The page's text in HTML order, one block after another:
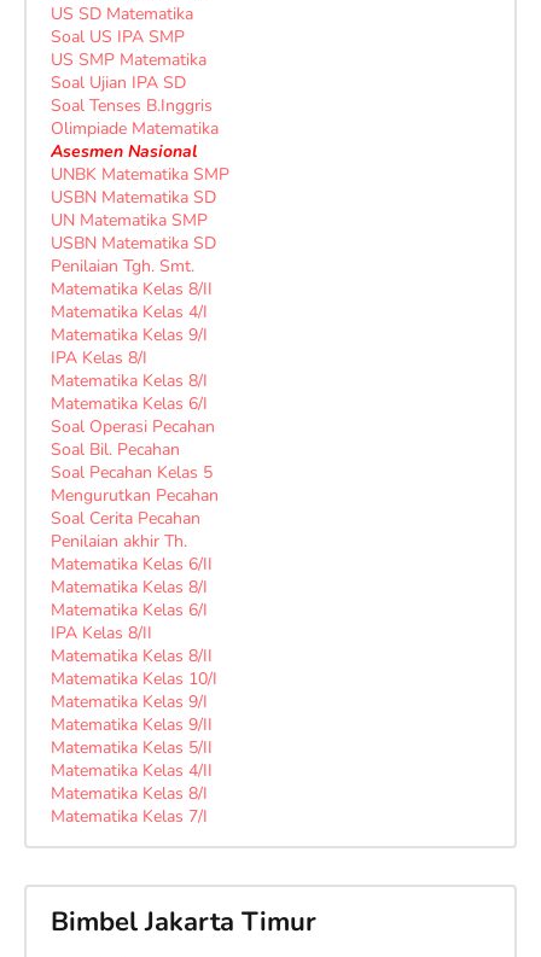
US SD Matematika
Soal US IPA SMP
US SMP Matematika
Soal Ujian IPA SD
Soal Tenses B.Inggris
Olimpiade Matematika
Asesmen Nasional
UNBK Matematika SMP
USBN Matematika SD
UN Matematika SMP
USBN Matematika SD
Penilaian Tgh. Smt.
Matematika Kelas 8/II
Matematika Kelas 4/I
Matematika Kelas 9/I
IPA Kelas 8/I
Matematika Kelas 8/I
Matematika Kelas 6/I
Soal Operasi Pecahan
Soal Bil. Pecahan
Soal Pecahan Kelas 5
Mengurutkan Pecahan
Soal Cerita Pecahan
Penilaian akhir Th.
Matematika Kelas 6/II
Matematika Kelas 8/I
Matematika Kelas 6/I
IPA Kelas 8/II
Matematika Kelas 8/II
Matematika Kelas 10/I
Matematika Kelas 9/I
Matematika Kelas 9/II
Matematika Kelas 5/II
Matematika Kelas 4/II
Matematika Kelas 8/I
Matematika Kelas 7/I
Bimbel Jakarta Timur